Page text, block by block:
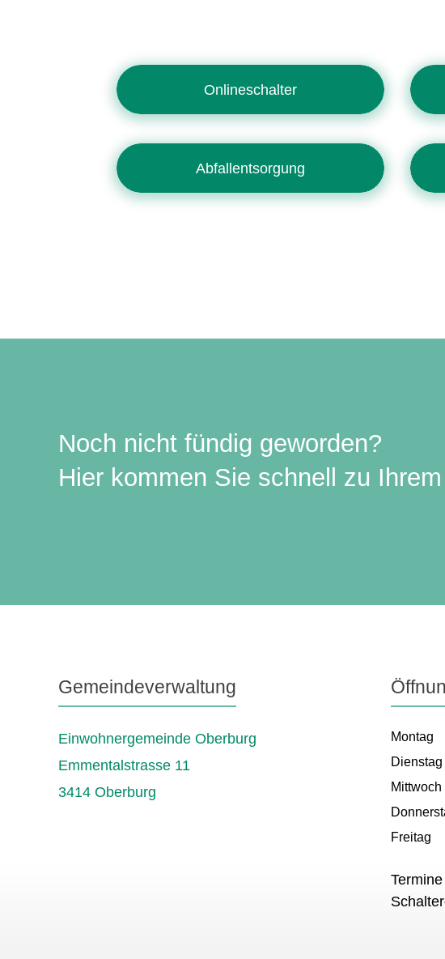
Onlineschalter
Abfallentsorgung
Noch nicht fündig geworden?
Hier kommen Sie schnell zu
Gemeindeverwaltung
Einwohnergemeinde Oberburg
Emmentalstrasse 11
3414 Oberburg
Montag
Dienstag
Mittwoch
Freitag